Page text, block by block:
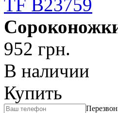
952 грн.
В наличии
Купить